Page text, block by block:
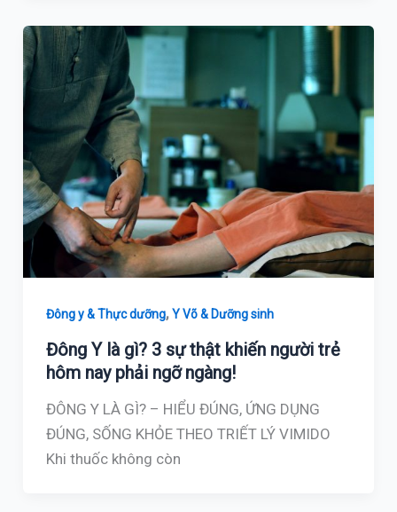
Đông y & Thực dưỡng,Y Võ & Dưỡng sinh
Đông Y là gì? 3 sự thật khiến người trẻ
hôm nay phải ngỡ ngàng!
ĐÔNG Y LÀ GÌ? – HIỂU ĐÚNG, ỨNG DỤNG
ĐÚNG, SỐNG KHỎE THEO TRIẾT LÝ VIMIDO
Khi thuốc không còn